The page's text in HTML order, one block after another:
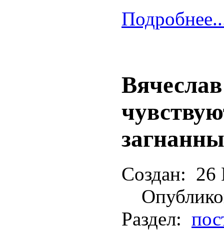
Создан: 26
Раздел: